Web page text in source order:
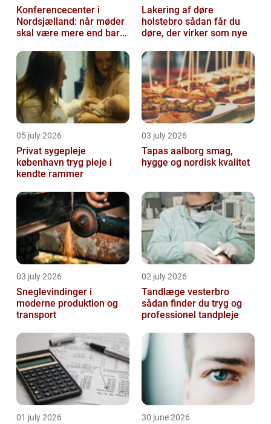
Konferencecenter i
Nordsjælland: når møder
skal være mere end bare
Lakering af døre
holstebro sådan får du
døre, der virker som nye
05 july 2026
Privat sygepleje
københavn tryg pleje i
kendte rammer
03 july 2026
Tapas aalborg smag,
hygge og nordisk kvalitet
03 july 2026
Sneglevindinger i
moderne produktion og
transport
02 july 2026
Tandlæge vesterbro
sådan finder du tryg og
professionel tandpleje
01 july 2026 30 june 2026